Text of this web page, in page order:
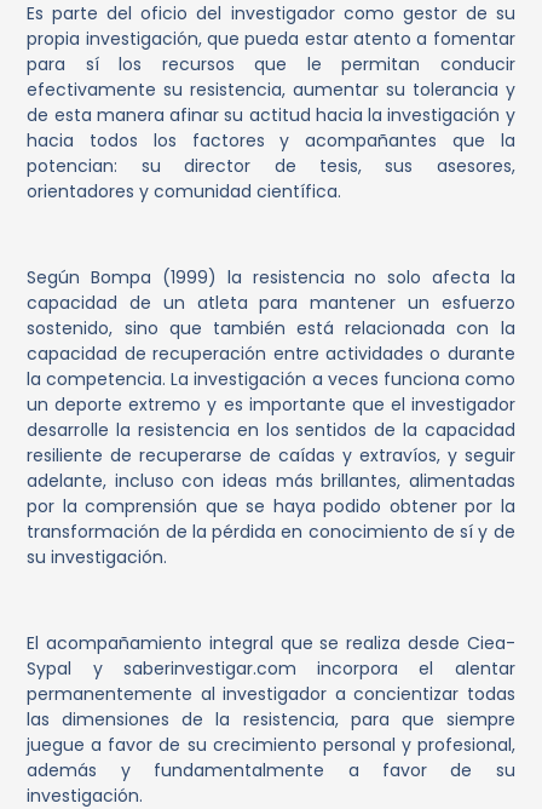
Es parte del oficio del investigador como gestor de su
propia investigación, que pueda estar atento a fomentar
para sí los recursos que le permitan conducir
efectivamente su resistencia, aumentar su tolerancia y
de esta manera afinar su actitud hacia la investigación y
hacia todos los factores y acompañantes que la
potencian: su director de tesis, sus asesores,
orientadores y comunidad científica.
Según Bompa (1999) la resistencia no solo afecta la
capacidad de un atleta para mantener un esfuerzo
sostenido, sino que también está relacionada con la
capacidad de recuperación entre actividades o durante
la competencia. La investigación a veces funciona como
un deporte extremo y es importante que el investigador
desarrolle la resistencia en los sentidos de la capacidad
resiliente de recuperarse de caídas y extravíos, y seguir
adelante, incluso con ideas más brillantes, alimentadas
por la comprensión que se haya podido obtener por la
transformación de la pérdida en conocimiento de sí y de
su investigación.
El acompañamiento integral que se realiza desde Ciea-
Sypal y saberinvestigar.com incorpora el alentar
permanentemente al investigador a concientizar todas
las dimensiones de la resistencia, para que siempre
juegue a favor de su crecimiento personal y profesional,
además y fundamentalmente a favor de su
investigación.